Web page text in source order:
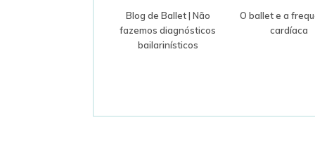
Blog de Ballet | Não
fazemos diagnósticos
bailarinísticos
O ballet e a
cardíaca